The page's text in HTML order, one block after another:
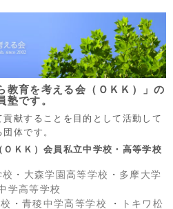
教育を考える会（ＯＫＫ）」の
塾です。
献することを目的として活動して
団体です。
ＫＫ）会員私立中学校・高等学校
・ 大森学園高等学校 ・ 多摩大学
学高等学校
・ 青稜中学高等学校 ・
トキワ松